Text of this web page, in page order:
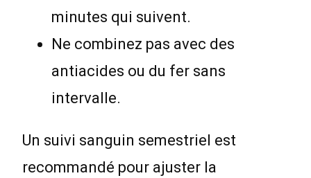
minutes qui suivent.
Ne combinez pas avec des
antiacides ou du fer sans
intervalle.
Un suivi sanguin semestriel est
recommandé pour ajuster la